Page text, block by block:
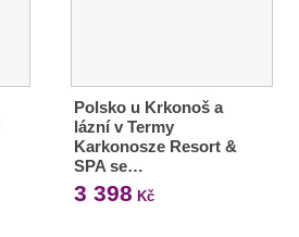
Polsko u Krkonoš a
lázní v Termy
Karkonosze Resort &
SPA se…
3 398 Kč